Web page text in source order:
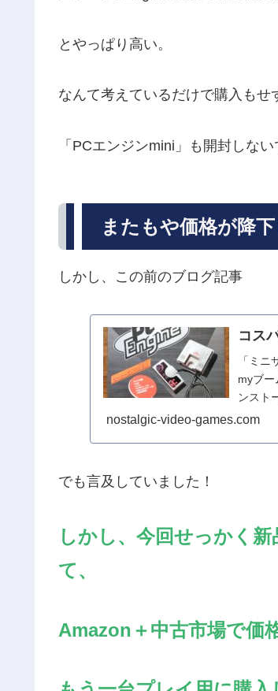
とやっぱり高い。
なんて考えているだけで購入もせ
「PCエンジンmini」も開封しな
またもや価格が降
しかし、この前のブログ記事
コス
「ミ
myブー
ンスト
nostalgic-video-games.com
でも言及していました！
しかし、今回せっかく
て、
Amazon＋中古市場で価